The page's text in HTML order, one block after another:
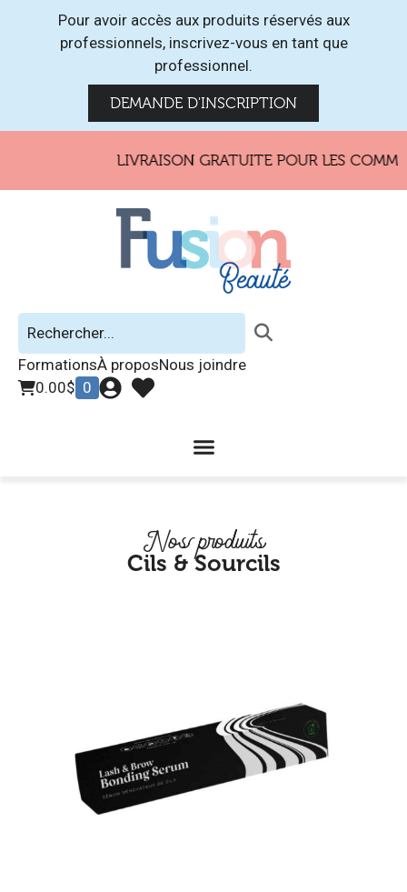
Pour avoir accès aux produits réservés aux
professionnels, inscrivez-vous en tant que
professionnel.
DEMANDE D'INSCRIPTION
LIVRAISON GRATUITE POUR LES
FormationsÀ proposNous joindre
0.00$ 0
Nos produits
Cils & Sourcils